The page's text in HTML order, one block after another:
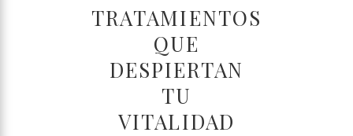
TRATAMIENTOS
QUE
DESPIERTAN
TU
VITALIDAD